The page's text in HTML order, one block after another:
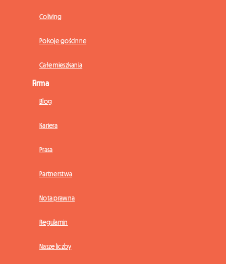
Coliving
Pokoje gościnne
Całe mieszkania
Firma
Blog
Kariera
Prasa
Partnerstwa
Nota prawna
Regulamin
Nasze liczby